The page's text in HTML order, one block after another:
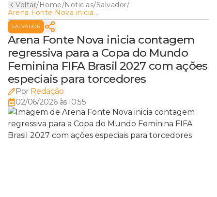
Voltar/Home/Noticias/Salvador/
Arena Fonte Nova inicia
contagem regressiva para a
Copa do Mundo Feminina
FIFA Brasil 2027 com ações
especiais para torcedores
SALVADOR
Arena Fonte Nova inicia contagem
regressiva para a Copa do Mundo
Feminina FIFA Brasil 2027 com ações
especiais para torcedores
Por Redação
02/06/2026 às 10:55